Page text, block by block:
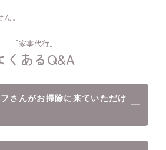
。
「家事代行」
くあるQ&A
さんがお掃除に来ていただけ